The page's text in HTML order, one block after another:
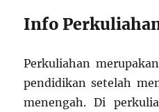
Info
Perkuliahan
pendidikan setelah
menengah. Di